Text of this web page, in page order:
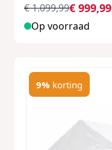
€ 999,99
€ 1.099,99
Op voorraad
9% korting